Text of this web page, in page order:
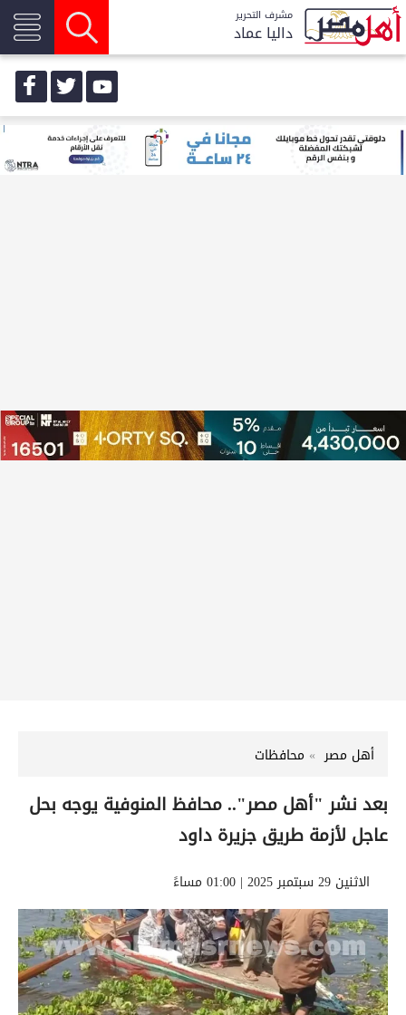
مشرف التحرير
داليا عماد
أهل مصر محافظات
بعد نشر "أهل مصر".. محافظ المنوفية يوجه بحل
عاجل لأزمة طريق جزيرة داود
الاثنين 29 سبتمبر 2025 | 01:00 مساءً